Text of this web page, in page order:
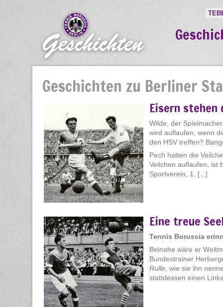
Geschichten zu Berliner
Eisern stehen
Wilde, der
wird auflaufen, wenn
den HSV treffen?
Pech hatten die
Veilchen auflaufen, ist
Sportverein, 1. [...]
Eine treue
Tennis Borussia
Beinahe wäre er
Bundestrainer
Rulle , wie sie ihn
stattdessen einen